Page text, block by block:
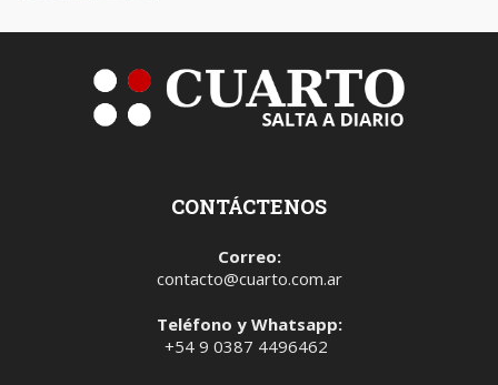
CONTÁCTENOS
Correo:
contacto@cuarto.com.ar
Teléfono y Whatsapp:
+54 9 0387 4496462